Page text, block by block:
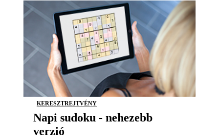
KERESZTREJTVÉNY
Napi sudoku - nehezebb
verzió